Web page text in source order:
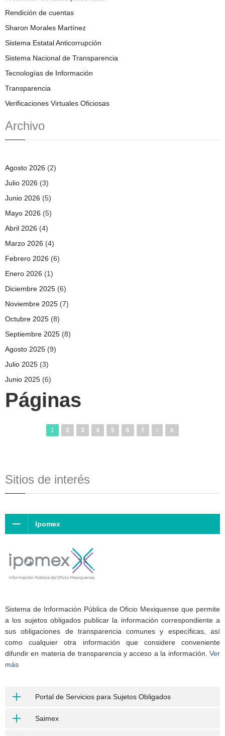
Rendición de cuentas
Sharon Morales Martínez
Sistema Estatal Anticorrupción
Sistema Nacional de Transparencia
Tecnologías de Información
Transparencia
Verificaciones Virtuales Oficiosas
Archivo
Agosto 2026 (2)
Julio 2026 (3)
Junio 2026 (5)
Mayo 2026 (5)
Abril 2026 (4)
Marzo 2026 (4)
Febrero 2026 (6)
Enero 2026 (1)
Diciembre 2025 (6)
Noviembre 2025 (7)
Octubre 2025 (8)
Septiembre 2025 (8)
Agosto 2025 (9)
Julio 2025 (3)
Junio 2025 (6)
Páginas
1 2 3 4 5 6 7
Sitios de interés
Ipomex
Sistema de Información Pública de Oficio Mexiquense que permite
a los sujetos obligados publicar la información correspondiente a
sus obligaciones de transparencia comunes y específicas, así
como cualquier otra información que considere conveniente
difundir en materia de transparencia y acceso a la información. Ver
más
Portal de Servicios para Sujetos Obligados
Saimex